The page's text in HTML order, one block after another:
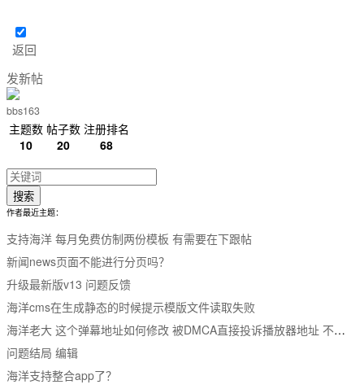
返回
发新帖
bbs163
主题数
10
帖子数
20
注册排名
68
搜索
作者最近主题：
支持海洋 每月免费仿制两份模板 有需要在下跟帖
新闻news页面不能进行分页吗？
升级最新版v13 问题反馈
海洋cms在生成静态的时候提示模版文件读取失败
海洋老大 这个弹幕地址如何修改 被DMCA直接投诉播放器地址 不修改的话 删除也没用
问题结局 编辑
海洋支持整合app了？